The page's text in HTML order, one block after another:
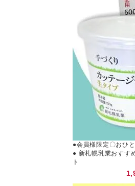
●会員様限定〇おひ
● 新札幌乳業おすす
ト